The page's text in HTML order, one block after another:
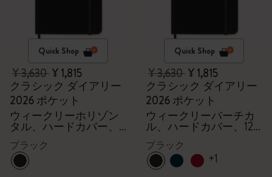
Quick Shop
¥ 3,630¥ 1,815
クラシック ダイアリー
2026 ポケット
ウィークリーホリゾン
タル、ハードカバー、
12ヶ月
ブラック
Quick Shop
¥ 3,630¥ 1,815
クラシック ダイアリー
2026 ポケット
ウィークリーバーチカ
ル、ハードカバー、12
ヶ月
ブラック
+1